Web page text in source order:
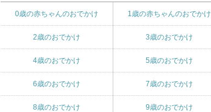
0歳の赤ちゃんのおでかけ 1歳の赤ちゃんのおでかけ
2歳のおでかけ 3歳のおでかけ
4歳のおでかけ 5歳のおでかけ
6歳のおでかけ 7歳のおでかけ
8歳のおでかけ 9歳のおでかけ